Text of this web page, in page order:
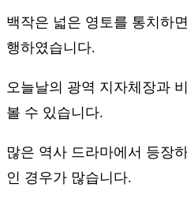
백작은 넓은 영토를 통치하
행하였습니다.
오늘날의 광역 지자체장과
볼 수 있습니다.
많은 역사 드라마에서 등장
인 경우가 많습니다.